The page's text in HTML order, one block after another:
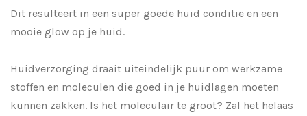
Dit resulteert in een super goede huid conditie en een
mooie glow op je huid.
Huidverzorging draait uiteindelijk puur om werkzame
stoffen en moleculen die goed in je huidlagen moeten
kunnen zakken. Is het moleculair te groot? Zal het helaas